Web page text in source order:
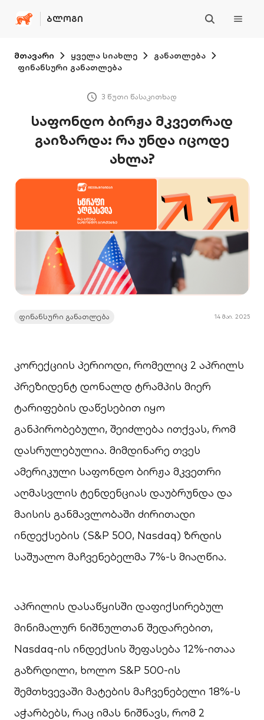
ᲑᲚᲝᲒᲘ
მთავარი ყველა სიახლე
განათლება
ფინანსური განათლება
3 წუთი წასაკითხად
საფონდო ბირჟა მკვეთრად
გაიზარდა: რა უნდა იცოდე
ახლა?
ფინანსური განათლება 14 მაი. 2025
კორექციის პერიოდი, რომელიც 2 აპრილს
პრეზიდენტ დონალდ ტრამპის მიერ
ტარიფების დაწესებით იყო
განპირობებული, შეიძლება ითქვას, რომ
დასრულებულია. მიმდინარე თვეს
ამერიკული საფონდო ბირჟა მკვეთრი
აღმასვლის ტენდენციას დაუბრუნდა და
მაისის განმავლობაში ძირითადი
ინდექსების (S&P 500, Nasdaq) ზრდის
საშუალო მაჩვენებელმა 7%-ს მიაღწია.
აპრილის დასაწყისში დაფიქსირებულ
მინიმალურ ნიშნულთან შედარებით,
Nasdaq-ის ინდექსის შეფასება 12%-ითაა
გაზრდილი, ხოლო S&P 500-ის
შემთხვევაში მატების მაჩვენებელი 18%-ს
აჭარბებს, რაც იმას ნიშნავს, რომ 2